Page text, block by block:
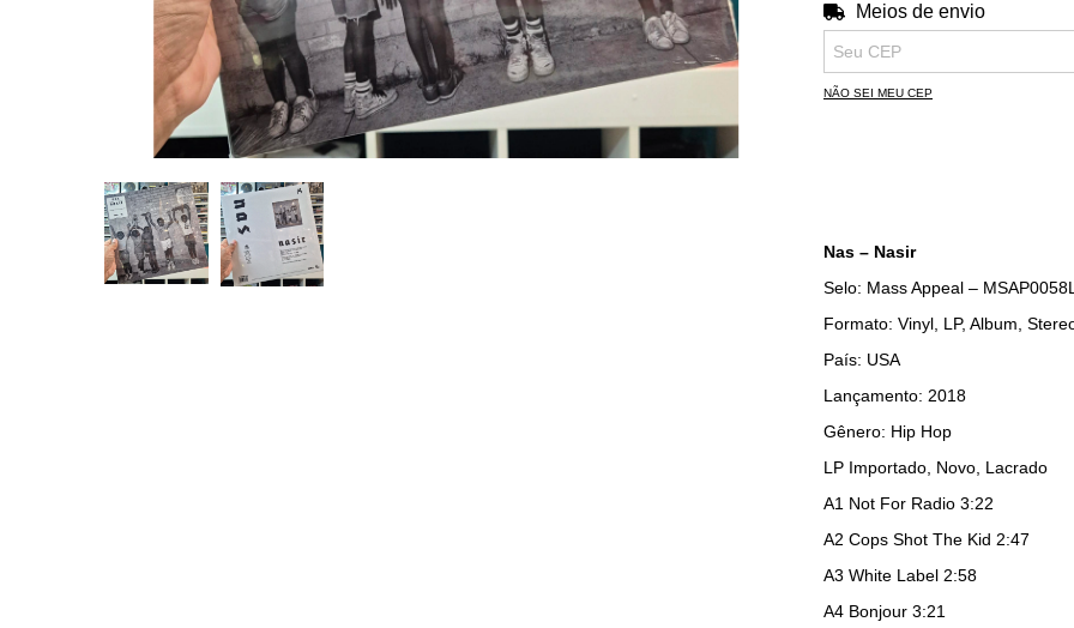
Entregas para o CEP:
Meios de envio
NÃO SEI MEU CEP
Nas – Nasir
Selo: Mass Appeal –
Formato: Vinyl, LP, Album,
País: USA
Lançamento: 2018
Gênero: Hip Hop
LP Importado, Novo, Lacrado
A1 Not For Radio 3:22
A2 Cops Shot The Kid 2:47
A3 White Label 2:58
A4 Bonjour 3:21